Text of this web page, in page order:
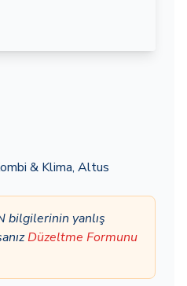
& Klima, Altus
bilgilerinin yanlış
Düzeltme Formunu